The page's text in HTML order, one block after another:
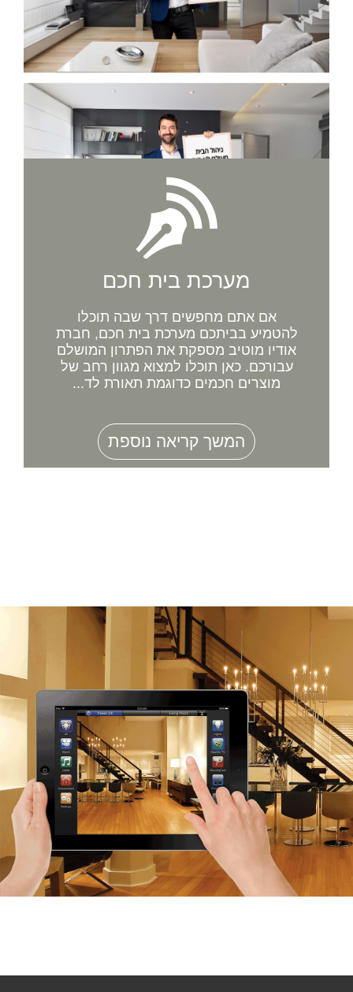
מערכת בית חכם
אם אתם מחפשים דרך שבה תוכלו
להטמיע בביתכם מערכת בית חכם, חברת
אודיו מוטיב מספקת את הפתרון המושלם
עבורכם. כאן תוכלו למצוא מגוון רחב של
מוצרים חכמים כדוגמת תאורת לד...
המשך קריאה נוספת